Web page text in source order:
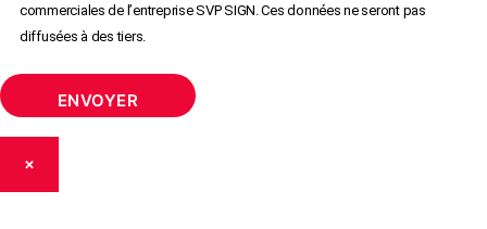
commerciales de l’entreprise SVP SIGN. Ces données ne seront pas
diffusées à des tiers.
×